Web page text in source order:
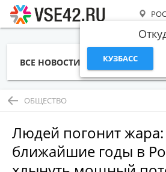
КУЗБАСС
ВСЕ НОВОСТИ СТАТЬИ ТЕМЫ
ОБЩЕСТВО
Людей погонит жара:
ближайшие годы в